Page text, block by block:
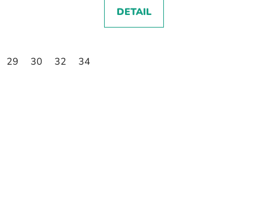
DETAIL
29 30 32 34